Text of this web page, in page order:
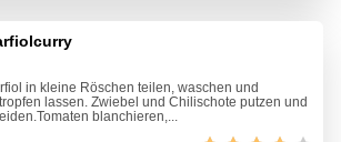
in kleine Röschen teilen, waschen und
lassen. Zwiebel und Chilischote putzen und
blanchieren,...